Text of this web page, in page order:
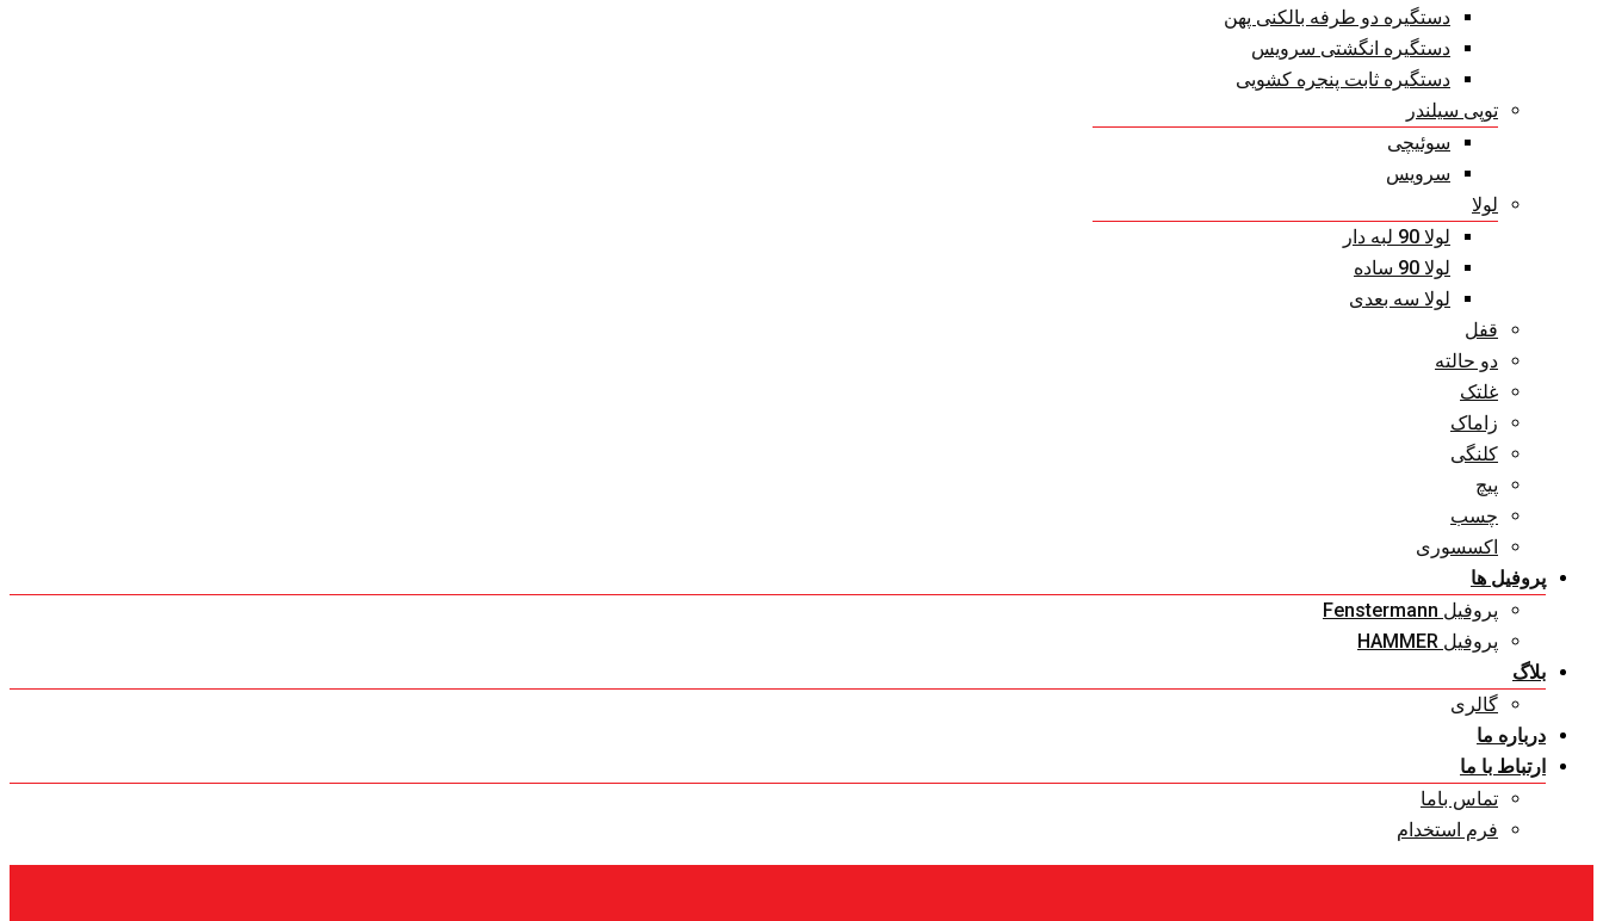
دستگیره دو طرفه بالکنی پهن
دستگیره انگشتی سرویس
دستگیره ثابت پنجره کشویی
توپی سیلندر
سوئیچی
سرویس
لولا
لولا 90 لبه دار
لولا 90 ساده
لولا سه بعدی
قفل
دو حالته
غلتک
زاماک
کلنگی
پیچ
چسب
اکسسوری
پروفیل ها
پروفیل Fenstermann
پروفیل HAMMER
بلاگ
گالری
درباره ما
ارتباط با ما
تماس باما
فرم استخدام